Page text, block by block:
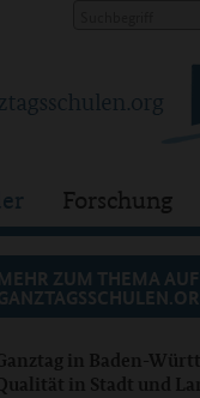
Forschung
MEHR ZUM THEMA AUF
in Baden-
in Stadt und